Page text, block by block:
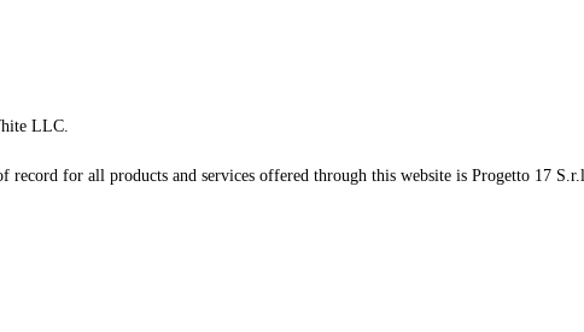
LLC.
for all products and services offered through this website is Progetto 17 S.r.l.